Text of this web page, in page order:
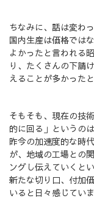
ちなみに、話は変わ
国内生産は価格では
よかったと言われる
り、たくさんの下請
えることが多かった
そもそも、現在の技
的に回る」というの
昨今の加速度的な時
が、地域の工場との
ングし伝えていくと
新たな切り口、付加
いると日々感じていま